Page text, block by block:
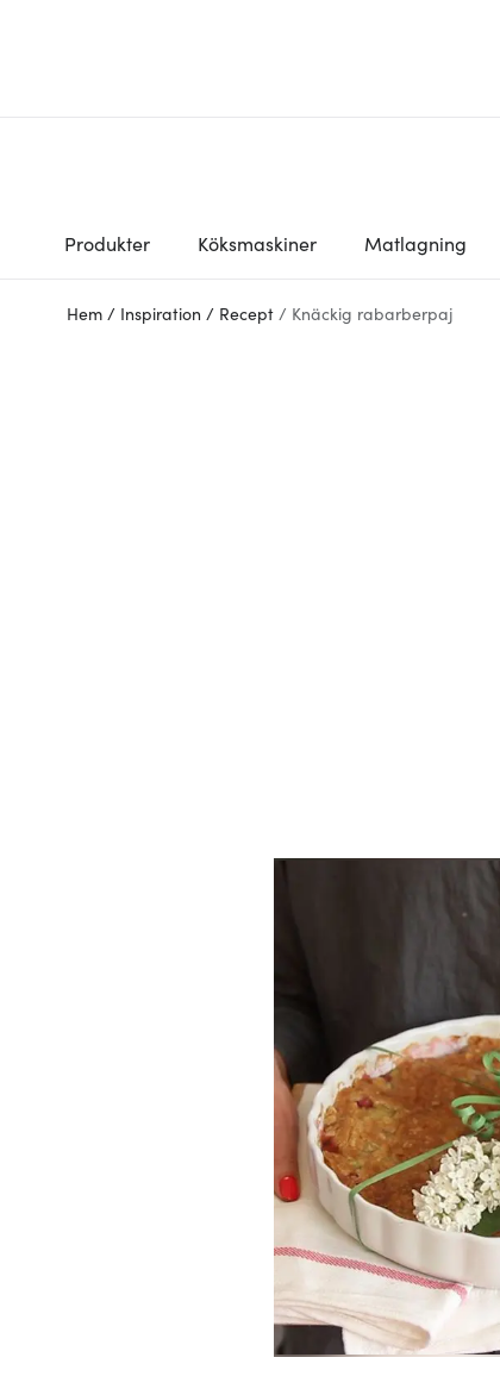
Produkter Köksmaskiner Matlagning
Hem / Inspiration / Recept / Knäckig rabarberpaj